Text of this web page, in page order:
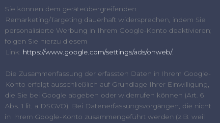
Sie können dem geräteübergreifenden
Remarketing/Targeting dauerhaft widersprechen, indem Sie
personalisierte Werbung in Ihrem Google-Konto deaktivieren;
folgen Sie hierzu diesem
Link: https://www.google.com/settings/ads/onweb/.
Die Zusammenfassung der erfassten Daten in Ihrem Google-
Konto erfolgt ausschließlich auf Grundlage Ihrer Einwilligung,
die Sie bei Google abgeben oder widerrufen können (Art. 6
Abs. 1 lit. a DSGVO). Bei Datenerfassungsvorgängen, die nicht
in Ihrem Google-Konto zusammengeführt werden (z.B. weil